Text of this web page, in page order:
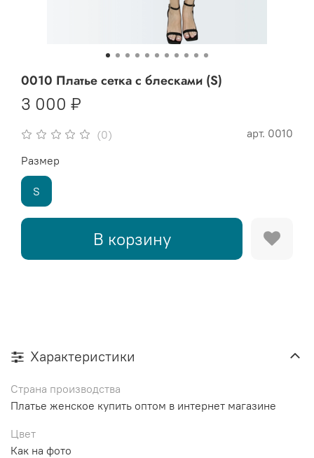
(0) арт. 0010
0010 Платье сетка с блесками (S)
3 000 ₽
В корзину
Размер
S
Характеристики
Страна производства
Платье женское купить оптом в интернет магазине
Цвет
Как на фото